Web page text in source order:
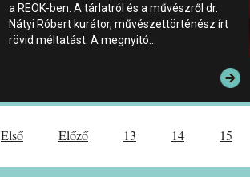
a REÖK-ben. A tárlatról és a művészről dr.
Nátyi Róbert kurátor, művészettörténész írt
rövid méltatást. A megnyitó…
Első Előző 13 14 15